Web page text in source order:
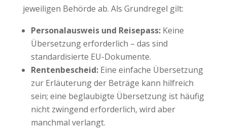
jeweiligen Behörde ab. Als Grundregel gilt:
Personalausweis und Reisepass:Keine
Übersetzung erforderlich – das sind
standardisierte EU-Dokumente.
Rentenbescheid:Eine einfache Übersetzung
zur Erläuterung der Beträge kann hilfreich
sein; eine beglaubigte Übersetzung ist häufig
nicht zwingend erforderlich, wird aber
manchmal verlangt.